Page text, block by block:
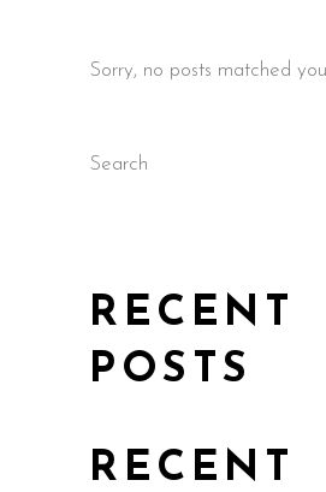
Sorry, no posts matched
Search
RECENT
POSTS
RECENT